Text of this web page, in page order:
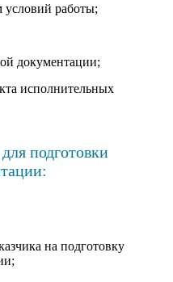
условий работы;
документации;
исполнительных
подготовки
на подготовку